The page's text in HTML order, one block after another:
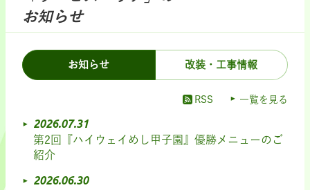
お知らせ
お知らせ 改装・工事情報
RSS 一覧を見る
2026.07.31
第2回『ハイウェイめし甲子園』優勝メニューのご
紹介
2026.06.30